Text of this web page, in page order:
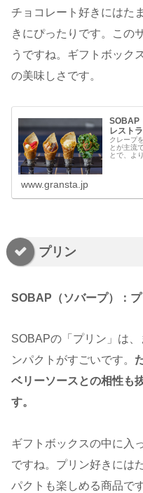
チョコレート好きにはた
きにぴったりです。この
うですね。ギフトボック
の美味しさです。
SOBAP
レスト
クレープ
とが主流
とで、よ
www.gransta.jp
プリン
SOBAP（ソバープ）：プ
SOBAPの「プリン」は
ンパクトがすごいです。
ベリーソースとの相性も
す。
ギフトボックスの中に入
ですね。プリン好きには
パクトも楽しめる商品です